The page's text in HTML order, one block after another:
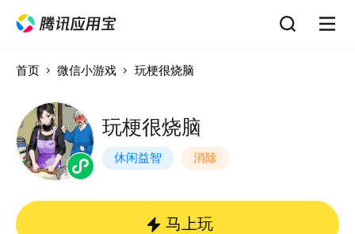
首页 微信小游戏 玩梗很烧脑
玩梗很烧脑
休闲益智 消除
马上玩